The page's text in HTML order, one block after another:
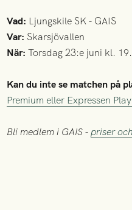
Vad: Ljungskile SK - GAIS
Var: Skarsjövallen
När:Torsdag 23:e juni kl.
Kan du inte se matchen på
Premium eller Expressen
Bli medlem i GAIS -priser